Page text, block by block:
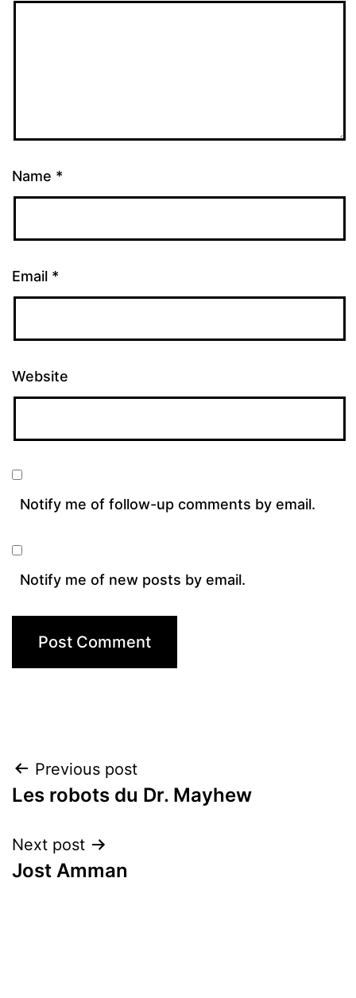
Name *
Email *
Website
Notify me of follow-up comments by email.
Notify me of new posts by email.
Post
navigation
Previous post
Les robots du Dr. Mayhew
Next post
Jost Amman